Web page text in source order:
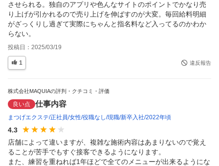
させられる。独自のアプリや色んなサイトのポイントでかなり売
り上げが引かれるので売り上げを伸ばすのが大変。毎回給料明細
がざっくりし過ぎて実際にちゃんと指名料など入ってるのかわか
らない。
投稿日： 2025/03/19
1 違反報告
株式会社MAQUIAの評判・クチコミ・評価
良い点 仕事内容
まつげエクステ 正社員 女性 役職なし 現職 新卒入社 2022年頃
4.3
店舗によって違いますが、複雑な施術内容はあまりないので覚え
ることが苦手でもすぐ接客できるようになります。
また、練習を重ねれば1年ほどで全てのメニューが出来るようにな